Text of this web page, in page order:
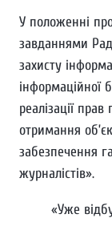
У положенні
завданнями
захисту
інформаційної
реалізації
отримання
забезпечення
журналістів».
«Уже